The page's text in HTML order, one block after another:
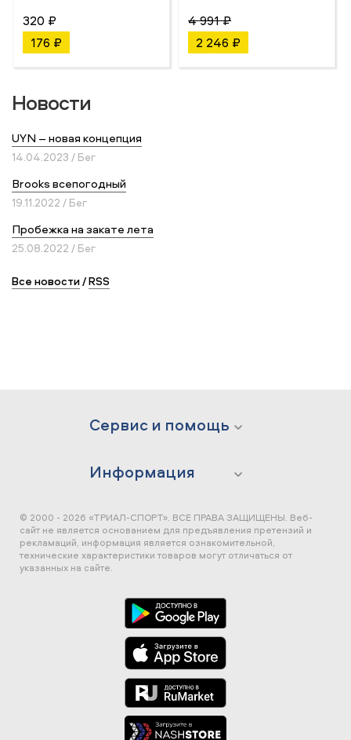
320 ₽
176 ₽
4 991 ₽
2 246 ₽
Новости
UYN – новая концепция
14.04.2023 / Бег
Brooks всепогодный
19.11.2022 / Бег
Пробежка на закате лета
25.08.2022 / Бег
Все новости/RSS
Сервис и помощь
Информация
© 2000 - 2026 «ТРИАЛ-СПОРТ». ВСЕ ПРАВА ЗАЩИЩЕНЫ. Веб-
сайт не является основанием для предъявления претензий и
рекламаций, информация является ознакомительной,
технические характеристики товаров могут отличаться от
указанных на сайте.